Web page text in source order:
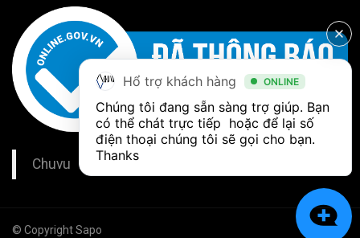
Chuvu
© Copyright Sapo
Hổ trợ khách hàng ONLINE
Chúng tôi đang sẵn sàng trợ giúp. Bạn
có thể chát trực tiếp  hoặc để lại số
điện thoại chúng tôi sẽ gọi cho bạn.
Thanks